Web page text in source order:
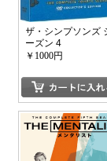
ザ・シンプソンズ
ーズン 4
￥1000円